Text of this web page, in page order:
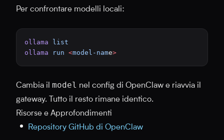
Per confrontare modelli locali:
ollama list
ollama run <model-name>
Cambia il model nel config di OpenClaw e riavvia il
gateway. Tutto il resto rimane identico.
Risorse e Approfondimenti
Repository GitHub di OpenClaw